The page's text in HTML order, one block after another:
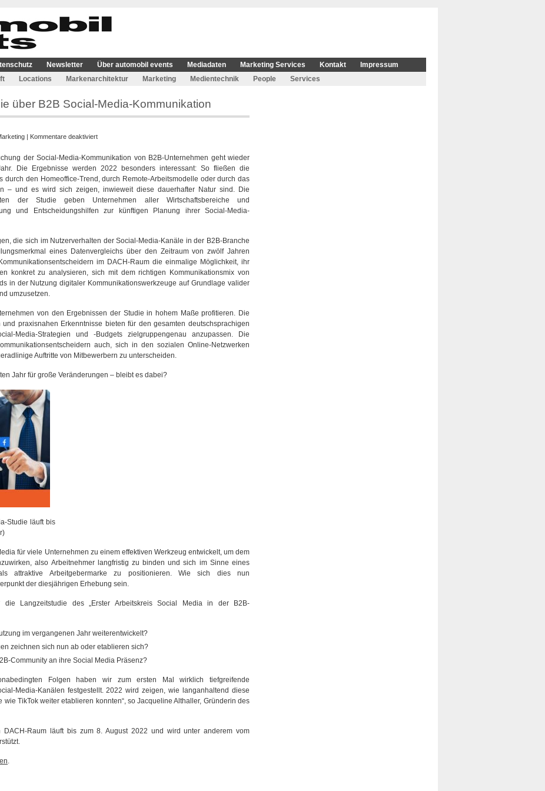
Newsletter Über automobil events Mediadaten Marketing Services Kontakt
Impressum
Locations Markenarchitektur Marketing Medientechnik People Services
über B2B Social-Media-Kommunikation
| Kommentare deaktiviertfür
für
Langzeitstudie
über
B2B
Social-
Media-
der Social-Media-Kommunikation von B2B-Unternehmen geht wieder
Die Ergebnisse werden 2022 besonders interessant: So fließen die
durch den Homeoffice-Trend, durch Remote-Arbeitsmodelle oder durch das
– und es wird sich zeigen, inwieweit diese dauerhafter Natur sind. Die
der Studie geben Unternehmen aller Wirtschaftsbereiche und
und Entscheidungshilfen zur künftigen Planung ihrer Social-Media-
die sich im Nutzerverhalten der Social-Media-Kanäle in der B2B-Branche
eines Datenvergleichs über den Zeitraum von zwölf Jahren
im DACH-Raum die einmalige Möglichkeit, ihr
konkret zu analysieren, sich mit dem richtigen Kommunikationsmix von
in der Nutzung digitaler Kommunikationswerkzeuge auf Grundlage valider
umzusetzen.
von den Ergebnissen der Studie in hohem Maße profitieren. Die
praxisnahen Erkenntnisse bieten für den gesamten deutschsprachigen
Media-Strategien und -Budgets zielgruppengenau anzupassen. Die
auch, sich in den sozialen Online-Netzwerken
Auftritte von Mitbewerbern zu unterscheiden.
Jahr für große Veränderungen – bleibt es dabei?
Studie läuft bis
für viele Unternehmen zu einem effektiven Werkzeug entwickelt, um dem
also Arbeitnehmer langfristig zu binden und sich im Sinne eines
attraktive Arbeitgebermarke zu positionieren. Wie sich dies nun
der diesjährigen Erhebung sein.
die Langzeitstudie des „Erster Arbeitskreis Social Media in der B2B-
im vergangenen Jahr weiterentwickelt?
zeichnen sich nun ab oder etablieren sich?
Community an ihre Social Media Präsenz?
Folgen haben wir zum ersten Mal wirklich tiefgreifende
Media-Kanälen festgestellt. 2022 wird zeigen, wie langanhaltend diese
TikTok weiter etablieren konnten“, so Jacqueline Althaller, Gründerin des
DACH-Raum läuft bis zum 8. August 2022 und wird unter anderem vom
.